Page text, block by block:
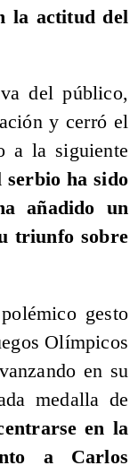
la actitud del
del público,
y cerró el
a la siguiente
serbio ha sido
añadido un
triunfo sobre
gesto
Olímpicos
en su
medalla de
en la
a Carlos